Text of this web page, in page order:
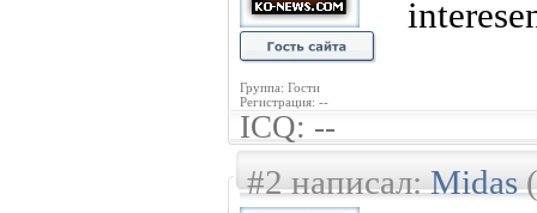
Группа: Гости
Регистрация: --
ICQ: --
#2 написал:Midas